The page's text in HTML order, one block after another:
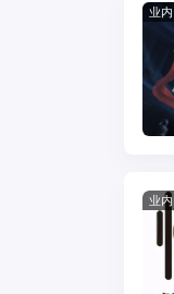
业内
业内